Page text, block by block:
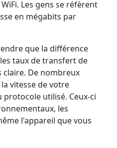
Les gens se réfèrent
en mégabits par
que la différence
taux de transfert de
De nombreux
vitesse de votre
protocole utilisé. Ceux-ci
les
l'appareil que vous